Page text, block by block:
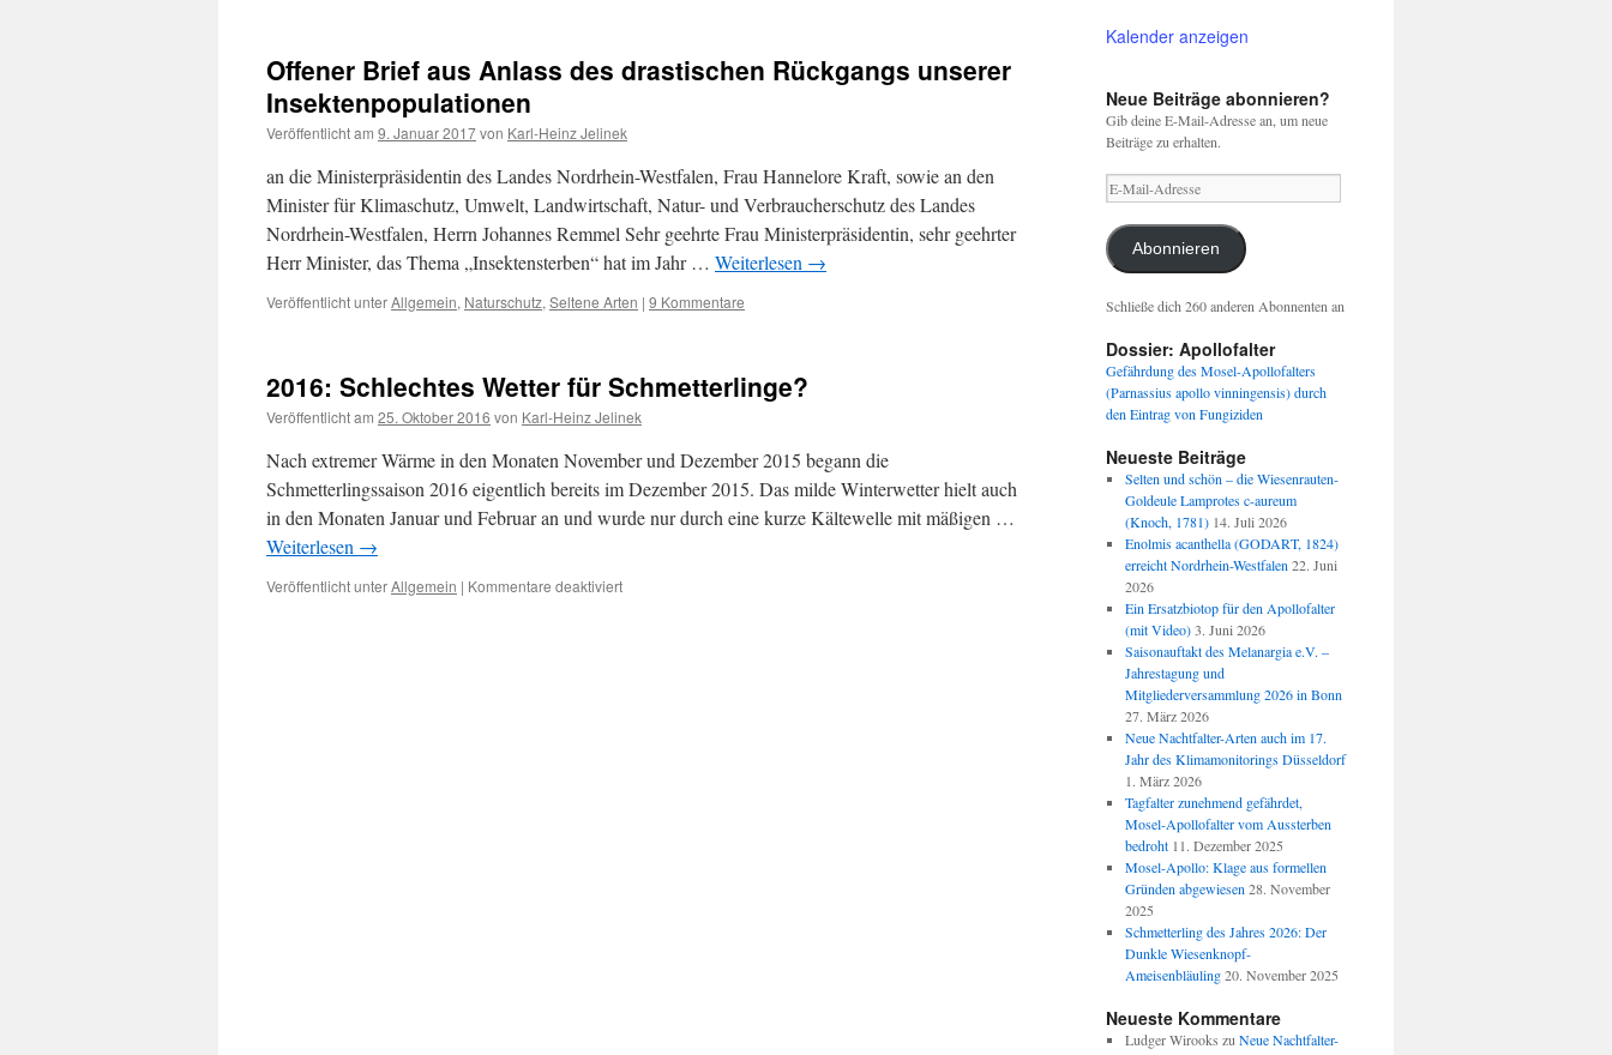
Offener Brief aus Anlass des drastischen Rückgangs unserer
Insektenpopulationen
Veröffentlicht am 9. Januar 2017von Karl-Heinz Jelinek
an die Ministerpräsidentin des Landes Nordrhein-Westfalen, Frau Hannelore Kraft, sowie an den
Minister für Klimaschutz, Umwelt, Landwirtschaft, Natur- und Verbraucherschutz des Landes
Nordrhein-Westfalen, Herrn Johannes Remmel Sehr geehrte Frau Ministerpräsidentin, sehr geehrter
Herr Minister, das Thema „Insektensterben“ hat im Jahr … Weiterlesen →
Veröffentlicht unterAllgemein, Naturschutz, Seltene Arten | 9 Kommentare
2016: Schlechtes Wetter für Schmetterlinge?
Veröffentlicht am 25. Oktober 2016 von Karl-Heinz Jelinek
Nach extremer Wärme in den Monaten November und Dezember 2015 begann die
Schmetterlingssaison 2016 eigentlich bereits im Dezember 2015. Das milde Winterwetter hielt auch
in den Monaten Januar und Februar an und wurde nur durch eine kurze Kältewelle mit mäßigen …
Weiterlesen →
Veröffentlicht unterAllgemein | Kommentare deaktiviertfür
Kalender anzeigen
Neue Beiträge abonnieren?
Gib deine E-Mail-Adresse an, um neue
Beiträge zu erhalten.
E-
Mail-
Adresse
Abonnieren
Schließe dich 260 anderen Abonnenten an
Dossier: Apollofalter
Gefährdung des Mosel-Apollofalters
(Parnassius apollo vinningensis) durch
den Eintrag von Fungiziden
Neueste Beiträge
Selten und schön – die Wiesenrauten-
Goldeule Lamprotes c-aureum
(Knoch, 1781) 14. Juli 2026
Enolmis acanthella (GODART, 1824)
erreicht Nordrhein-Westfalen 22. Juni
2026
Ein Ersatzbiotop für den Apollofalter
(mit Video) 3. Juni 2026
Saisonauftakt des Melanargia e.V. –
Jahrestagung und
Mitgliederversammlung 2026 in Bonn
27. März 2026
Neue Nachtfalter-Arten auch im 17.
Jahr des Klimamonitorings Düsseldorf
1. März 2026
Tagfalter zunehmend gefährdet,
Mosel-Apollofalter vom Aussterben
bedroht 11. Dezember 2025
Mosel-Apollo: Klage aus formellen
Gründen abgewiesen 28. November
2025
Schmetterling des Jahres 2026: Der
Dunkle Wiesenknopf-
Ameisenbläuling 20. November 2025
Neueste Kommentare
Ludger Wirooks zu Neue Nachtfalter-